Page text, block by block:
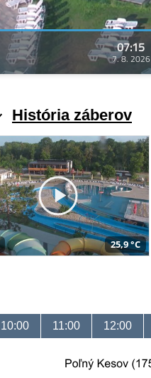
07:15
7. 8. 2026
História záberov
25,9 °C
10:00 11:00 12:00